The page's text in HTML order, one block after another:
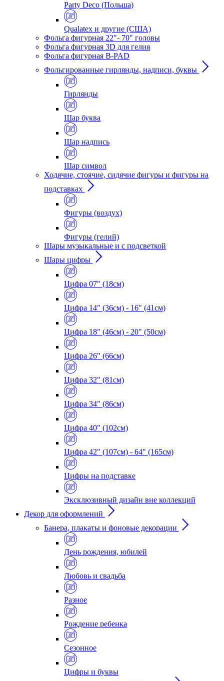
Party Deco (Польша)
Qualatex и другие (США)
Фольга фигурная 22"- 70" головы
Фольга фигурная 3D для гелия
Фольга фигурная B-PAD
Фольгированные гирлянды, надписи, буквы
Гирлянды
Шар буква
Шар надпись
Шар символ
Ходячие, стоячие, сидячие фигуры и фигуры на
подставках
Фигуры (воздух)
Фигуры (гелий)
Шары музыкальные и с подсветкой
Шары цифры
Цифра 07" (18см)
Цифра 14" (36см) - 16" (41см)
Цифра 18" (46см) - 20" (50см)
Цифра 26" (66см)
Цифра 32" (81см)
Цифра 34" (86см)
Цифра 40" (102см)
Цифра 42" (107см) - 64" (165см)
Цифры на подставке
Эксклюзивный дизайн вне коллекций
Декор для оформлений
Банера, плакаты и фоновые декорации
День рождения, юбилей
Любовь и свадьба
Разное
Рождение ребенка
Сезонное
Цифры и буквы